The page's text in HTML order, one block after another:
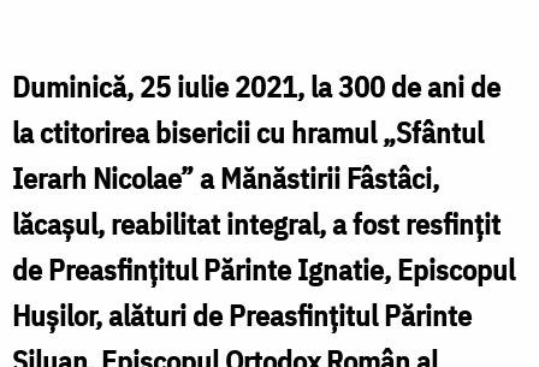
–
resfințită
la
de
de
Duminică, 25 iulie 2021, la 300 de ani de
la ctitorirea bisericii cu hramul „Sfântul
Ierarh Nicolae” a Mănăstirii Fâstâci,
lăcașul, reabilitat integral, a fost resfințit
de Preasfințitul Părinte Ignatie, Episcopul
Hușilor, alături de Preasfințitul Părinte